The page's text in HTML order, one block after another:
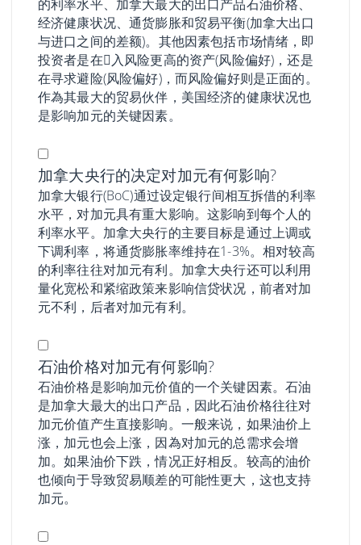
的利率水平、加拿大最大的出口产品石油价格、
经济健康状况、通货膨胀和贸易平衡(加拿大出口
与进口之间的差额)。其他因素包括市场情绪，即
投资者是在𧹒入风险更高的资产(风险偏好)，还是
在寻求避险(风险偏好)，而风险偏好则是正面的。
作為其最大的贸易伙伴，美国经济的健康状况也
是影响加元的关键因素。
加拿大央行的决定对加元有何影响?
加拿大银行(BoC)通过设定银行间相互拆借的利率
水平，对加元具有重大影响。这影响到每个人的
利率水平。加拿大央行的主要目标是通过上调或
下调利率，将通货膨胀率维持在1-3%。相对较高
的利率往往对加元有利。加拿大央行还可以利用
量化宽松和紧缩政策来影响信贷状况，前者对加
元不利，后者对加元有利。
石油价格对加元有何影响?
石油价格是影响加元价值的一个关键因素。石油
是加拿大最大的出口产品，因此石油价格往往对
加元价值产生直接影响。一般来说，如果油价上
涨，加元也会上涨，因為对加元的总需求会增
加。如果油价下跌，情况正好相反。较高的油价
也倾向于导致贸易顺差的可能性更大，这也支持
加元。